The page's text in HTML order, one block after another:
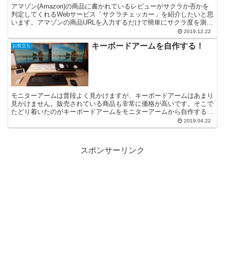
アマゾン(Amazon)の商品に書かれているレビューがサクラか否かを
判定してくれるWebサービス「サクラチェッカー」を紹介したいと思
います。アマゾンの商品URLを入力するだけで簡単にサクラ度を測定
2019.12.22
お役立ち キーボードアームを自作する！
モニターアームは普段よく見かけますが、キーボードアームはあまり
見かけません。販売されている商品も非常に価格が高いです。そこで
たどり着いたのがキーボードアームをモニターアームから自作すると
2019.04.22
スポンサーリンク